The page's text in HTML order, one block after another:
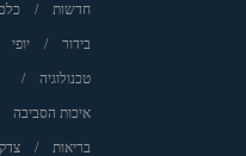
חדשות
בידור יופי
טכנולוגיה
איכות הסביבה
בריאות